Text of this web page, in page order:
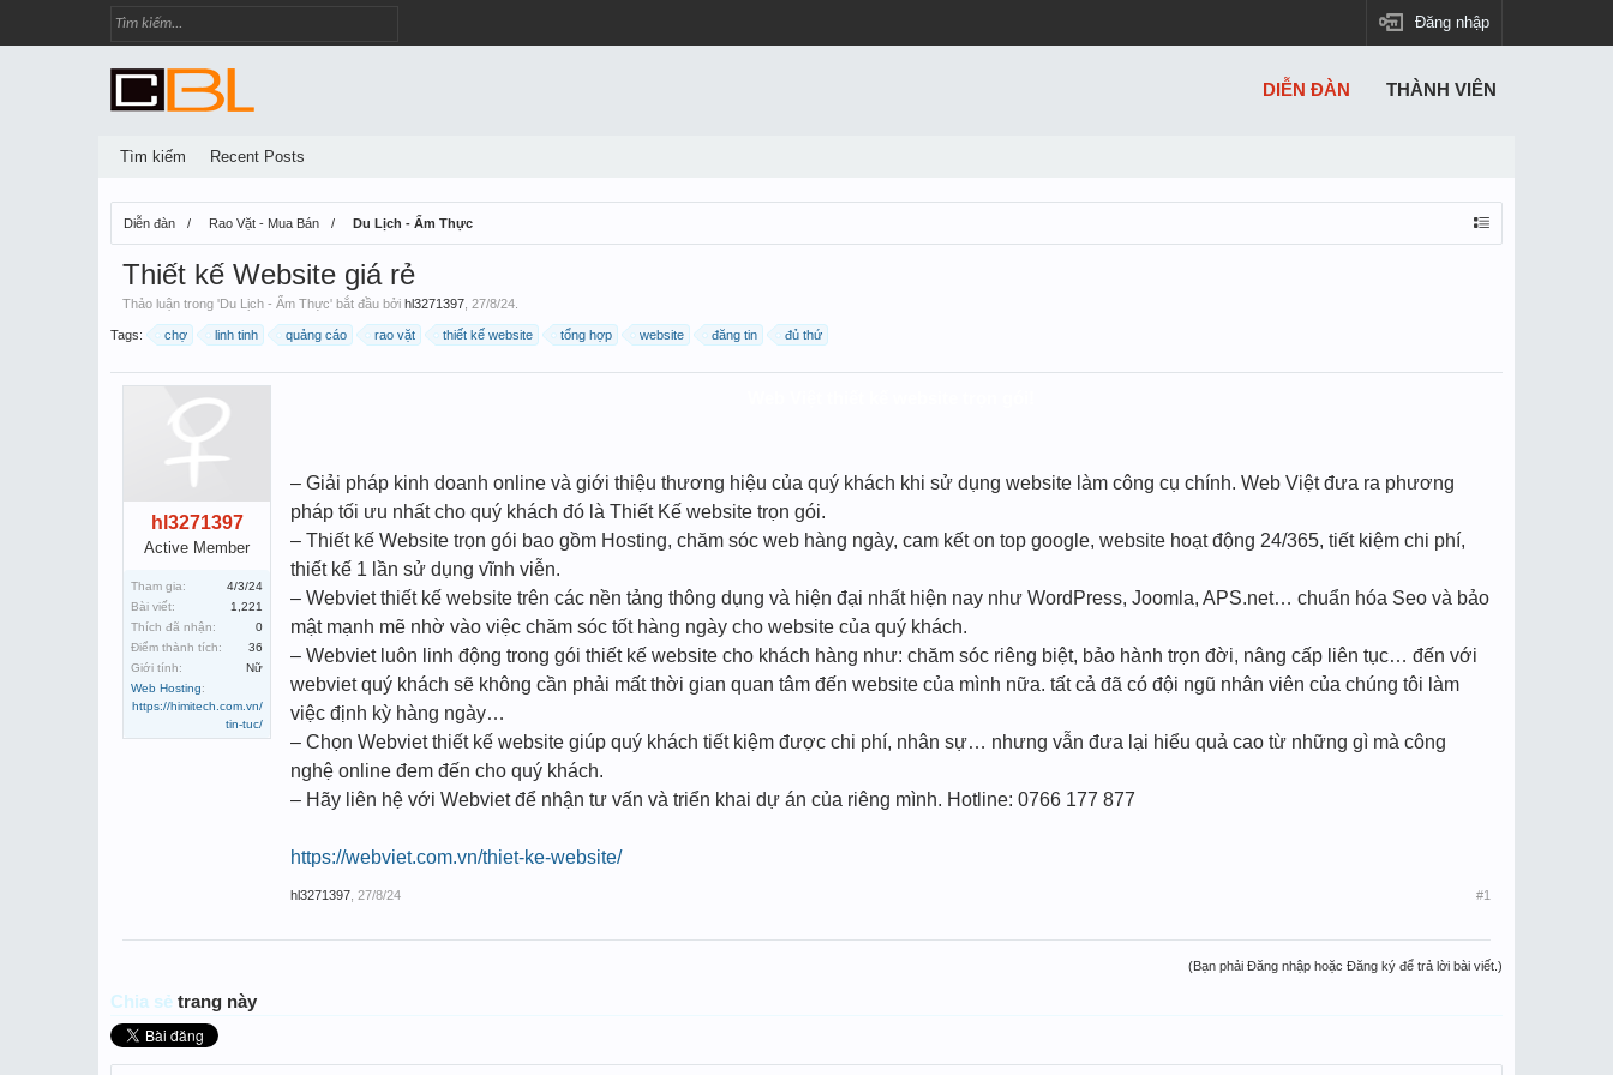
Đăng nhập
Diễn đàn Rao Vặt - Mua Bán Du Lịch - Ẩm Thực
Thiết kế Website giá rẻ
Thảo luận trong 'Du Lịch - Ẩm Thực' bắt đầu bởi hl3271397 27/8/24
Tags: chợ linh tinh quảng cáo rao vặt thiết kế website tổng hợp website đăng tin đủ thứ
hl3271397
Active Member
Tham gia:
4/3/24
Bài viết:
1,221
Thích đã nhận:
0
Điểm thành tích:
36
Giới tính:
Nữ
Web Hosting:
https://himitech.com.vn/
tin-tuc/
– Giải pháp kinh doanh online và giới thiệu thương hiệu của quý khách khi sử dụng website làm công cụ chính. Web Việt đưa ra phương
pháp tối ưu nhất cho quý khách đó là Thiết Kế website trọn gói.
– Thiết kế Website trọn gói bao gồm Hosting, chăm sóc web hàng ngày, cam kết on top google, website hoạt động 24/365, tiết kiệm chi phí,
thiết kế 1 lần sử dụng vĩnh viễn.
– Webviet thiết kế website trên các nền tảng thông dụng và hiện đại nhất hiện nay như WordPress, Joomla, APS.net… chuẩn hóa Seo và bảo
mật mạnh mẽ nhờ vào việc chăm sóc tốt hàng ngày cho website của quý khách.
– Webviet luôn linh động trong gói thiết kế website cho khách hàng như: chăm sóc riêng biệt, bảo hành trọn đời, nâng cấp liên tục… đến với
webviet quý khách sẽ không cần phải mất thời gian quan tâm đến website của mình nữa. tất cả đã có đội ngũ nhân viên của chúng tôi làm
việc định kỳ hàng ngày…
– Chọn Webviet thiết kế website giúp quý khách tiết kiệm được chi phí, nhân sự… nhưng vẫn đưa lại hiểu quả cao từ những gì mà công
nghệ online đem đến cho quý khách.
– Hãy liên hệ với Webviet để nhận tư vấn và triển khai dự án của riêng mình. Hotline: 0766 177 877
https://webviet.com.vn/thiet-ke-website/
hl3271397 27/8/24 #1
(Bạn phải Đăng nhập hoặc Đăng ký để trả lời bài viết.)
Chia sẻ trang này
DIỄN ĐÀN
Tìm kiếm Recent Posts
THÀNH VIÊN